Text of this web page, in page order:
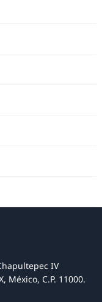
IV
México, C.P. 11000.